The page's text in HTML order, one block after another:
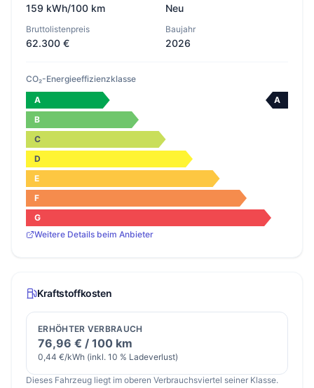
159 kWh/100 km Neu
Bruttolistenpreis
62.300 €
Baujahr
2026
CO₂-Energieeffizienzklasse
A
A
B
C
D
E
F
G
Weitere Details beim Anbieter
Kraftstoffkosten
ERHÖHTER VERBRAUCH
76,96 € / 100 km
0,44 €/kWh (inkl. 10 % Ladeverlust)
Dieses Fahrzeug liegt im oberen Verbrauchsviertel seiner Klasse.